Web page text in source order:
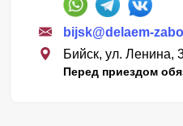
bijsk@delaem-
Бийск, ул. Ленина,
Перед приездом